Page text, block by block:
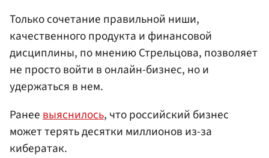
Только сочетание правильной ниши,
качественного продукта и финансовой
дисциплины, по мнению Стрельцова, позволяет
не просто войти в онлайн-бизнес, но и
удержаться в нем.
Ранеевыяснилось, что российский бизнес
может терять десятки миллионов из-за
кибератак.